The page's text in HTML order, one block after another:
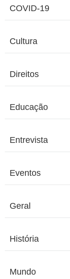
COVID-19
Cultura
Direitos
Educação
Entrevista
Eventos
Geral
História
Mundo